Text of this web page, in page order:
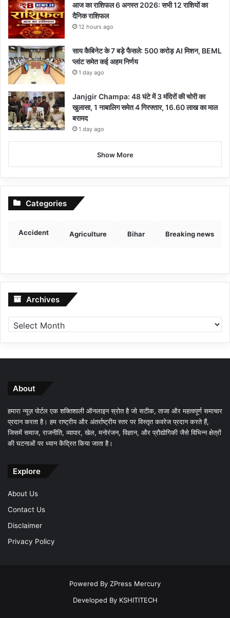
आज का राशिफल 6 अगस्त 2026: सभी 12 राशियों का
दैनिक राशिफल
12 hours ago
साय कैबिनेट के 7 बड़े फैसले: 500 करोड़ AI मिशन, BEML
प्लांट समेत कई अहम निर्णय
1 day ago
Janjgir Champa: 48 घंटे में 3 मंदिरों की चोरी का
खुलासा, 1 नाबालिग समेत 4 गिरफ्तार, 16.60 लाख का माल
बरामद
1 day ago
Show More
Categories
Accident Agriculture Bihar Breaking news
Archives Archives
About
हमारा न्यूज़ पोर्टल एक शक्तिशाली ऑनलाइन स्रोत है जो सटीक, ताजा और महत्वपूर्ण समाचार
प्रदान करता है। हम राष्ट्रीय और अंतर्राष्ट्रीय स्तर पर विस्तृत कवरेज प्रदान करते हैं,
जिसमें समाज, राजनीति, व्यापार, खेल, मनोरंजन, विज्ञान, और प्रौद्योगिकी जैसे विभिन्न क्षेत्रों
की घटनाओं पर ध्यान केंद्रित किया जाता है।
Explore
About Us
Contact Us
Disclaimer
Privacy Policy
Powered By ZPress Mercury
Developed By KSHITITECH